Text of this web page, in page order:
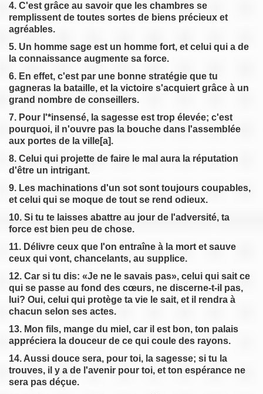
4. C'est grâce au savoir que les chambres se
remplissent de toutes sortes de biens précieux et
agréables.
5. Un homme sage est un homme fort, et celui qui a de
la connaissance augmente sa force.
6. En effet, c'est par une bonne stratégie que tu
gagneras la bataille, et la victoire s'acquiert grâce à un
grand nombre de conseillers.
7. Pour l'*insensé, la sagesse est trop élevée; c'est
pourquoi, il n'ouvre pas la bouche dans l'assemblée
aux portes de la ville[a].
8. Celui qui projette de faire le mal aura la réputation
d'être un intrigant.
9. Les machinations d'un sot sont toujours coupables,
et celui qui se moque de tout se rend odieux.
10. Si tu te laisses abattre au jour de l'adversité, ta
force est bien peu de chose.
11. Délivre ceux que l'on entraîne à la mort et sauve
ceux qui vont, chancelants, au supplice.
12. Car si tu dis: «Je ne le savais pas», celui qui sait ce
qui se passe au fond des cœurs, ne discerne-t-il pas,
lui? Oui, celui qui protège ta vie le sait, et il rendra à
chacun selon ses actes.
13. Mon fils, mange du miel, car il est bon, ton palais
appréciera la douceur de ce qui coule des rayons.
14. Aussi douce sera, pour toi, la sagesse; si tu la
trouves, il y a de l'avenir pour toi, et ton espérance ne
sera pas déçue.